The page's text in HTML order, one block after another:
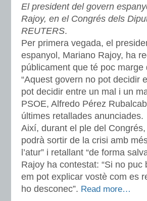
El president del govern
Rajoy, en el Congrés dels
REUTERS.
Per primera vegada, el
espanyol, Mariano Rajoy, ha
públicament que té poc marge
“Aquest govern no pot decidir
pot decidir entre un mal i un
PSOE, Alfredo Pérez
últimes retallades anunciades.
Així, durant el ple del
podrà sortir de la crisi amb
l’atur” i retallant “de forma
Rajoy ha contestat: “Si no
em pot explicar vostè com es
ho desconec”. Read more…